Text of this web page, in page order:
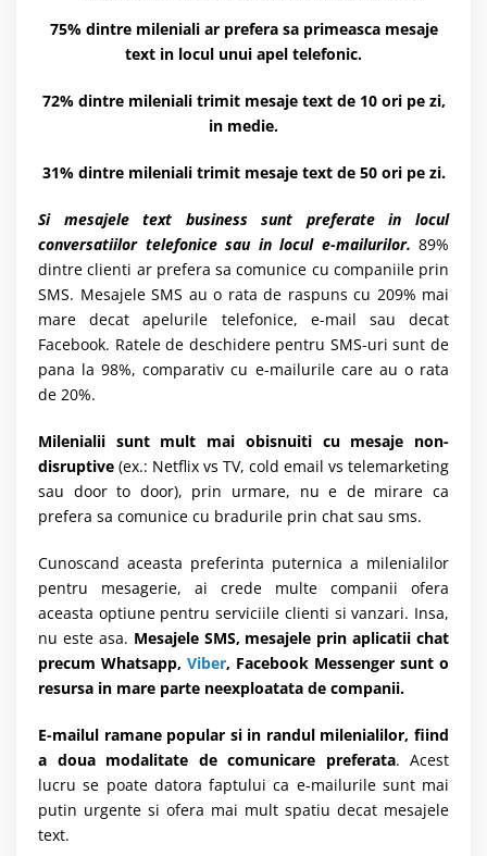
75% dintre mileniali ar prefera sa primeasca mesaje
text in locul unui apel telefonic.
72% dintre mileniali trimit mesaje text de 10 ori pe zi,
in medie.
31% dintre mileniali trimit mesaje text de 50 ori pe zi.
Si mesajele text business sunt preferate in locul
conversatiilor telefonice sau in locul e-mailurilor. 89%
dintre clienti ar prefera sa comunice cu companiile prin
SMS. Mesajele SMS au o rata de raspuns cu 209% mai
mare decat apelurile telefonice, e-mail sau decat
Facebook. Ratele de deschidere pentru SMS-uri sunt de
pana la 98%, comparativ cu e-mailurile care au o rata
de 20%.
Milenialii sunt mult mai obisnuiti cu mesaje non-
disruptive (ex.: Netflix vs TV, cold email vs telemarketing
sau door to door), prin urmare, nu e de mirare ca
prefera sa comunice cu bradurile prin chat sau sms.
Cunoscand aceasta preferinta puternica a milenialilor
pentru mesagerie, ai crede multe companii ofera
aceasta optiune pentru serviciile clienti si vanzari. Insa,
nu este asa. Mesajele SMS, mesajele prin aplicatii chat
precum Whatsapp, Viber, Facebook Messenger sunt o
resursa in mare parte neexploatata de companii.
E-mailul ramane popular si in randul milenialilor, fiind
a doua modalitate de comunicare preferata. Acest
lucru se poate datora faptului ca e-mailurile sunt mai
putin urgente si ofera mai mult spatiu decat mesajele
text.